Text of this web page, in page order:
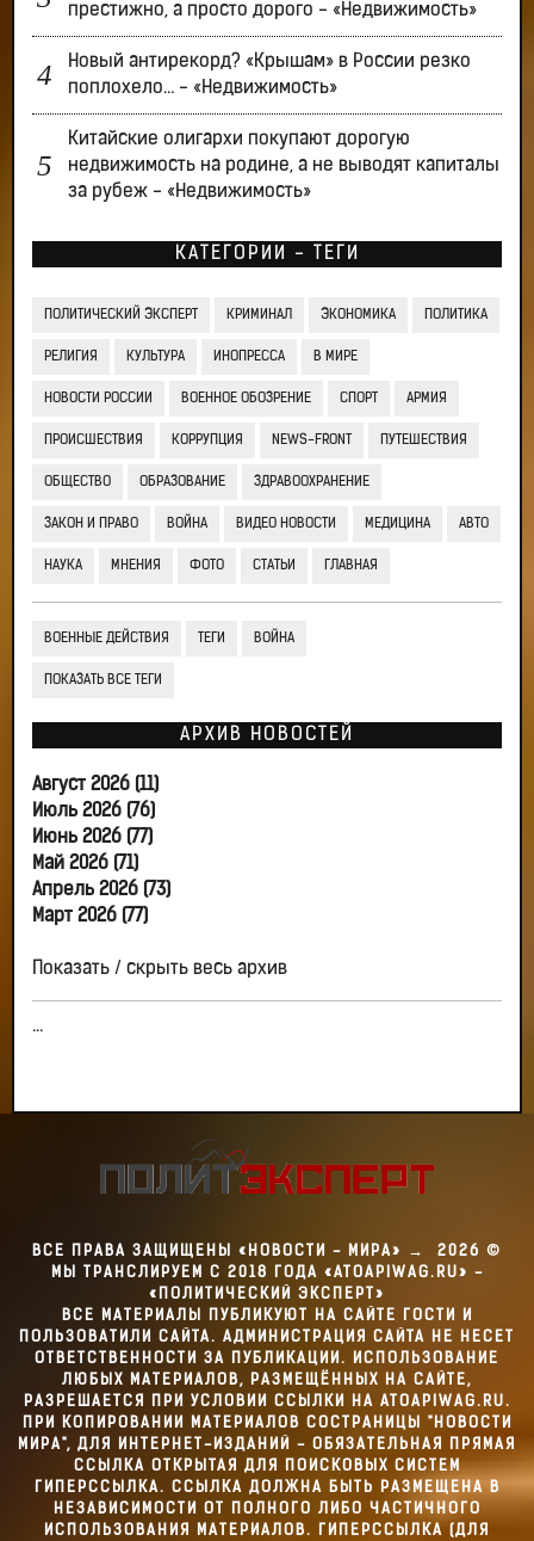
престижно, а просто дорого - «Недвижимость»
Новый антирекорд? «Крышам» в России резко
поплохело… - «Недвижимость»
Китайские олигархи покупают дорогую
недвижимость на родине, а не выводят капиталы
за рубеж - «Недвижимость»
КАТЕГОРИИ - ТЕГИ
ПОЛИТИЧЕСКИЙ ЭКСПЕРТ КРИМИНАЛ ЭКОНОМИКА ПОЛИТИКА
РЕЛИГИЯ КУЛЬТУРА ИНОПРЕССА В МИРЕ
НОВОСТИ РОССИИ ВОЕННОЕ ОБОЗРЕНИЕ СПОРТ АРМИЯ
ПРОИСШЕСТВИЯ КОРРУПЦИЯ NEWS-FRONT ПУТЕШЕСТВИЯ
ОБЩЕСТВО ОБРАЗОВАНИЕ ЗДРАВООХРАНЕНИЕ
ЗАКОН И ПРАВО ВОЙНА ВИДЕО НОВОСТИ МЕДИЦИНА АВТО
НАУКА МНЕНИЯ ФОТО СТАТЬИ ГЛАВНАЯ
ВОЕННЫЕ ДЕЙСТВИЯ ТЕГИ ВОЙНА
ПОКАЗАТЬ ВСЕ ТЕГИ
АРХИВ НОВОСТЕЙ
Август 2026 (11)
Июль 2026 (76)
Июнь 2026 (77)
Май 2026 (71)
Апрель 2026 (73)
Март 2026 (77)
Показать / скрыть весь архив
...
ВСЕ ПРАВА ЗАЩИЩЕНЫ «НОВОСТИ - МИРА» → 2026 ©
МЫ ТРАНСЛИРУЕМ С 2018 ГОДА «ATOAPIWAG.RU» -
«ПОЛИТИЧЕСКИЙ ЭКСПЕРТ»
ВСЕ МАТЕРИАЛЫ ПУБЛИКУЮТ НА САЙТЕ ГОСТИ И
ПОЛЬЗОВАТИЛИ САЙТА. АДМИНИСТРАЦИЯ САЙТА НЕ НЕСЕТ
ОТВЕТСТВЕННОСТИ ЗА ПУБЛИКАЦИИ. ИСПОЛЬЗОВАНИЕ
ЛЮБЫХ МАТЕРИАЛОВ, РАЗМЕЩЁННЫХ НА САЙТЕ,
РАЗРЕШАЕТСЯ ПРИ УСЛОВИИ ССЫЛКИ НА ATOAPIWAG.RU.
ПРИ КОПИРОВАНИИ МАТЕРИАЛОВ СОСТРАНИЦЫ "НОВОСТИ
МИРА", ДЛЯ ИНТЕРНЕТ-ИЗДАНИЙ - ОБЯЗАТЕЛЬНАЯ ПРЯМАЯ
ССЫЛКА ОТКРЫТАЯ ДЛЯ ПОИСКОВЫХ СИСТЕМ
ГИПЕРССЫЛКА. ССЫЛКА ДОЛЖНА БЫТЬ РАЗМЕЩЕНА В
НЕЗАВИСИМОСТИ ОТ ПОЛНОГО ЛИБО ЧАСТИЧНОГО
ИСПОЛЬЗОВАНИЯ МАТЕРИАЛОВ. ГИПЕРССЫЛКА (ДЛЯ